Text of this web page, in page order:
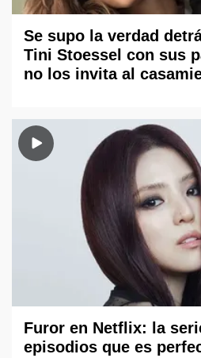
Se supo la verdad
Tini Stoessel con sus
no los invita al
Furor en Netflix: la
episodios que es